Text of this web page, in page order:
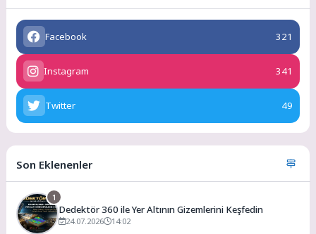
Facebook 321
Instagram 341
Twitter 49
Son Eklenenler
1
Dedektör 360 ile Yer Altının Gizemlerini Keşfedin
24.07.2026 14:02